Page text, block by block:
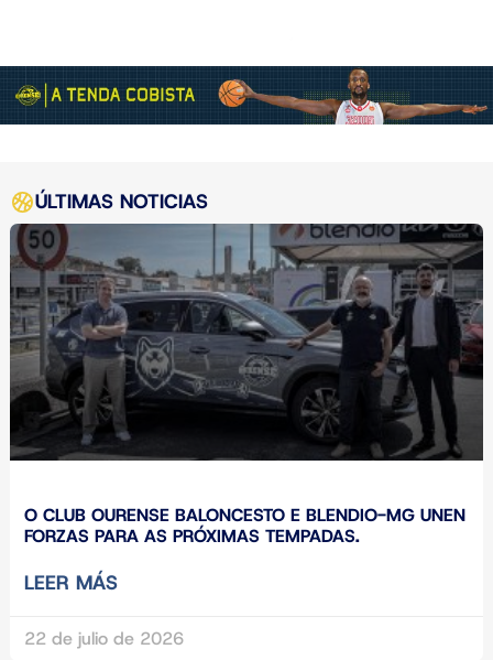
ÚLTIMAS NOTICIAS
O CLUB OURENSE BALONCESTO E BLENDIO-MG UNEN
FORZAS PARA AS PRÓXIMAS TEMPADAS.
LEER MÁS
22 de julio de 2026